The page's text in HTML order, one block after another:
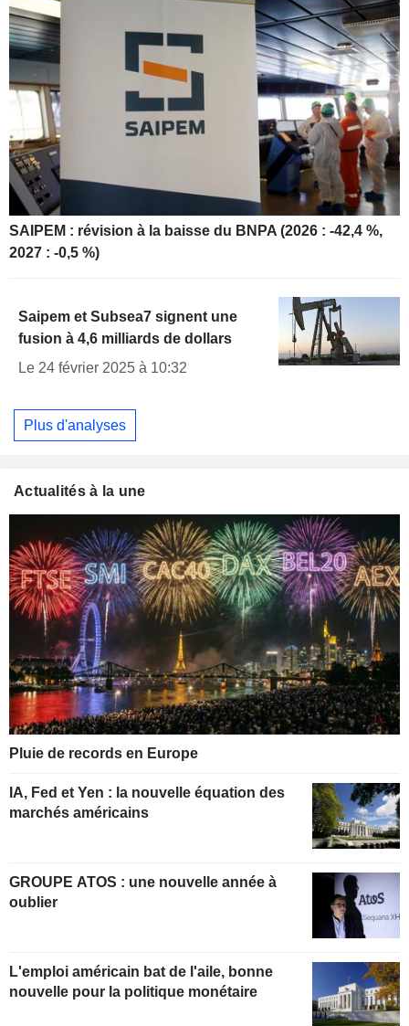
SAIPEM : révision à la baisse du BNPA (2026 : -42,4 %,
2027 : -0,5 %)
Saipem et Subsea7 signent une
fusion à 4,6 milliards de dollars
Le 24 février 2025 à 10:32
Plus d'analyses
Actualités à la une
Pluie de records en Europe
IA, Fed et Yen : la nouvelle équation des
marchés américains
GROUPE ATOS : une nouvelle année à
oublier
L'emploi américain bat de l'aile, bonne
nouvelle pour la politique monétaire